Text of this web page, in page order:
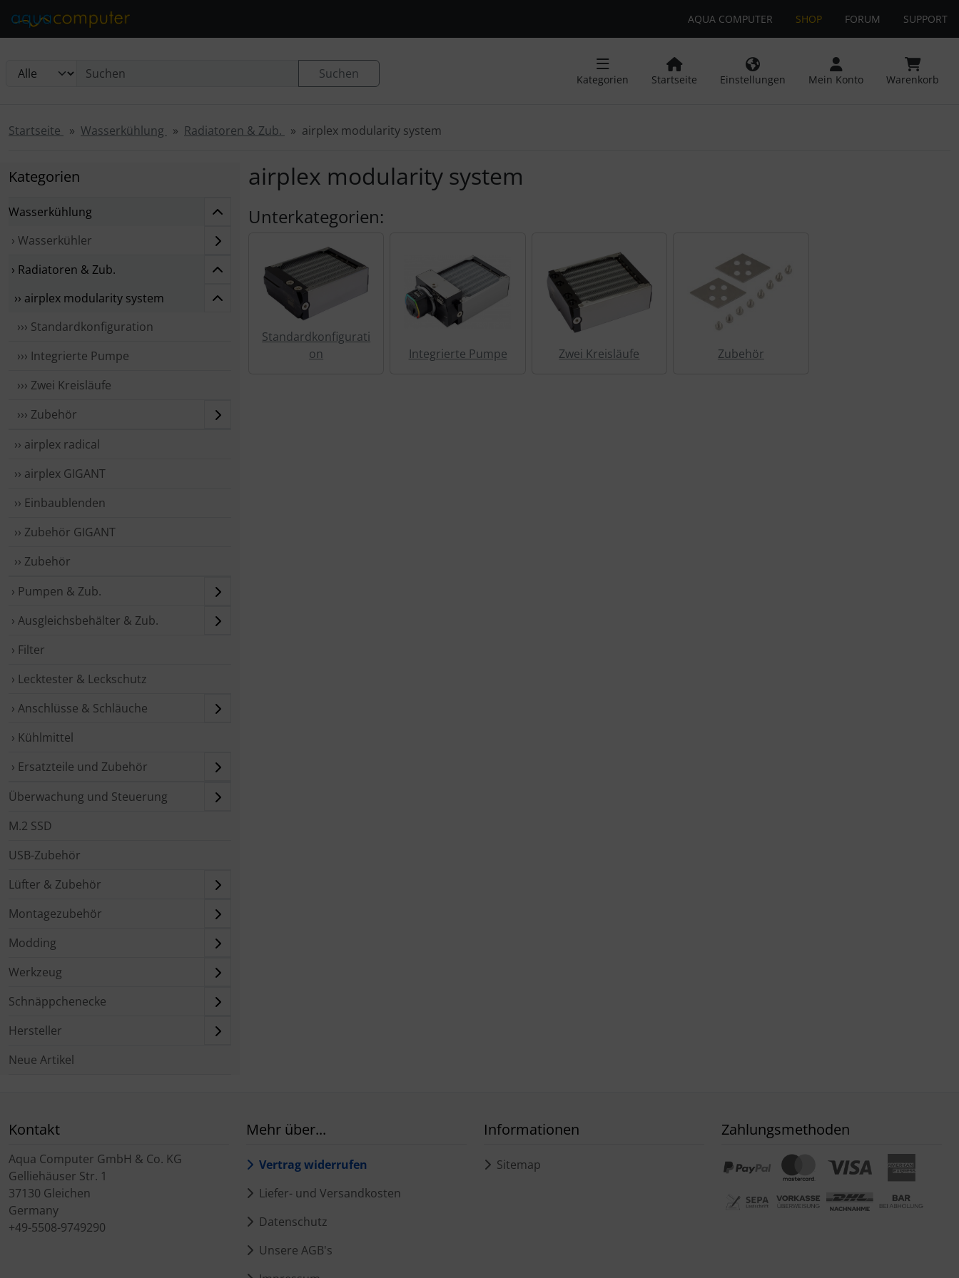
AQUA COMPUTER SHOP FORUM SUPPORT
Suchen
Kategorien Startseite Einstellungen Mein Konto Warenkorb
Startseite Wasserkühlung Radiatoren & Zub. airplex modularity system
Kategorien
Wasserkühlung
› Wasserkühler
› Radiatoren & Zub.
›› airplex modularity system
››› Standardkonfiguration
››› Integrierte Pumpe
››› Zwei Kreisläufe
››› Zubehör
›› airplex radical
›› airplex GIGANT
›› Einbaublenden
›› Zubehör GIGANT
›› Zubehör
› Pumpen & Zub.
› Ausgleichsbehälter & Zub.
› Filter
› Lecktester & Leckschutz
› Anschlüsse & Schläuche
› Kühlmittel
› Ersatzteile und Zubehör
Überwachung und Steuerung
M.2 SSD
USB-Zubehör
Lüfter & Zubehör
Montagezubehör
Modding
Werkzeug
Schnäppchenecke
Hersteller
Neue Artikel
airplex modularity system
Unterkategorien:
Standardkonfigurati
on
Integrierte Pumpe Zwei Kreisläufe Zubehör
Kontakt
Aqua Computer GmbH & Co. KG
Gelliehäuser Str. 1
37130 Gleichen
Germany
+49-5508-9749290
Mehr über...
Vertrag widerrufen
Liefer- und Versandkosten
Datenschutz
Unsere AGB's
Informationen
Sitemap
Zahlungsmethoden